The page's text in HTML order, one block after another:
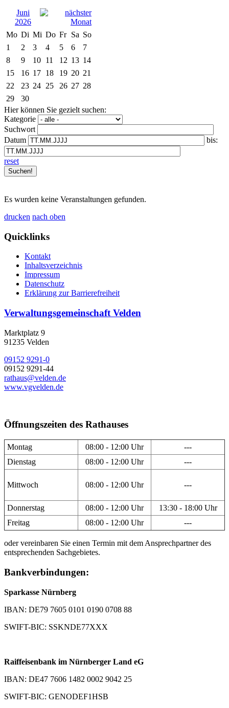
Juni
2026
Mo Di Mi Do Fr Sa So
1
2 3 4 5 6
7
8
9 10 11 12 13 14
15
16 17 18 19 20 21
22
23 24 25 26 27 28
29
30
Hier können Sie gezielt suchen:
Kategorie
Suchwort
Datum
bis:
reset
Es wurden keine Veranstaltungen gefunden.
drucken nach oben
Quicklinks
Kontakt
Inhaltsverzeichnis
Impressum
Datenschutz
Erklärung zur Barrierefreiheit
Verwaltungsgemeinschaft Velden
Marktplatz 9
91235 Velden
09152 9291-0
09152 9291-44
rathaus@velden.de
www.vgvelden.de
Öffnungszeiten des Rathauses
Montag 08:00 - 12:00 Uhr
---
Dienstag
08:00 - 12:00 Uhr ---
Mittwoch 08:00 - 12:00 Uhr ---
Donnerstag 08:00 - 12:00 Uhr
13:30 - 18:00 Uhr
Freitag
08:00 - 12:00 Uhr ---
oder vereinbaren Sie einen Termin mit dem Ansprechpartner des
entsprechenden Sachgebietes.
Bankverbindungen:
Sparkasse Nürnberg
IBAN: DE79 7605 0101 0190 0708 88
SWIFT-BIC: SSKNDE77XXX
Raiffeisenbank im Nürnberger Land eG
IBAN: DE47 7606 1482 0002 9042 25
SWIFT-BIC: GENODEF1HSB